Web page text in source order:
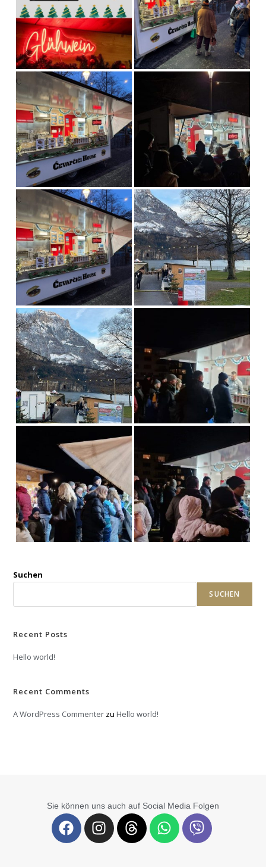
Suchen
SUCHEN
Recent Posts
Hello world!
Recent Comments
A WordPress Commenter zuHello world!
Sie können uns auch auf Social Media Folgen